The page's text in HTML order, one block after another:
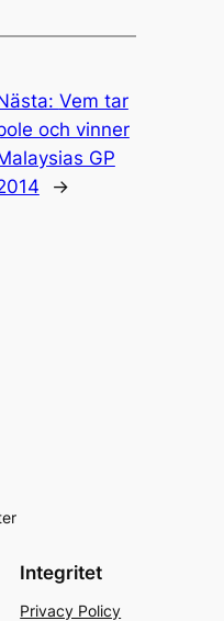
Vem tar
och vinner
GP
→
Integritet
Privacy Policy